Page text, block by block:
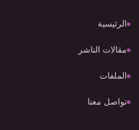
الرئيسية
مقالات الناشر
الملفات
تواصل معنا